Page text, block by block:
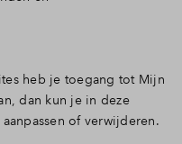
heb je toegang tot Mijn
dan kun je in deze
of verwijderen.